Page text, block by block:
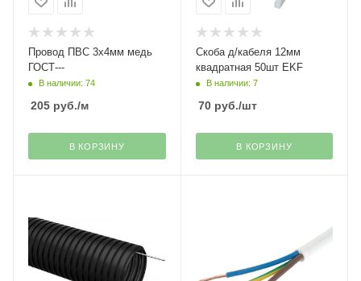
Провод ПВС 3х4мм медь
ГОСТ---
В наличии: 74
205 руб./м
В КОРЗИНУ
Скоба д/кабеля 12мм
квадратная 50шт EKF
В наличии: 7
70руб./шт
В КОРЗИНУ